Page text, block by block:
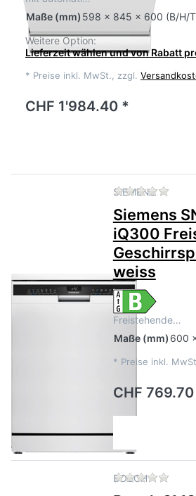
Maße (mm) 598 x 845 x 600 (B/H/
Weitere Option:
Lieferzeit wählen und von Rabatt
* Preise inkl. MwSt., zzgl.
CHF 1'984.40 *
SIEMENS Zu
Siemens
iQ300
weiss
Freistehende…
Maße (mm) 600
* Preise inkl.
CHF
BOSCH Zu